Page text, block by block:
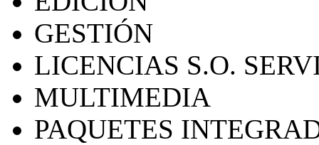
GESTIÓN
LICENCIAS S.O.
MULTIMEDIA
PAQUETES